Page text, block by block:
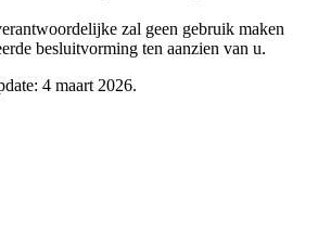
zal geen gebruik maken
besluitvorming ten aanzien van u.
4 maart 2026.